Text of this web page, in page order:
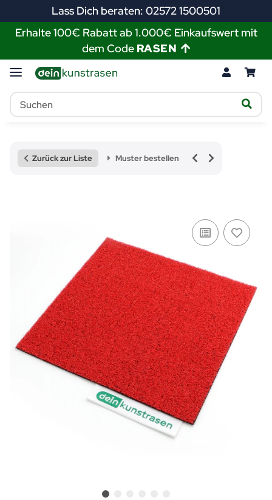
Lass Dich beraten: 02572 1500501
Erhalte 100€ Rabatt ab 1.000€ Einkaufswert mit
dem Code RASEN
Zurück zur Liste Muster bestellen